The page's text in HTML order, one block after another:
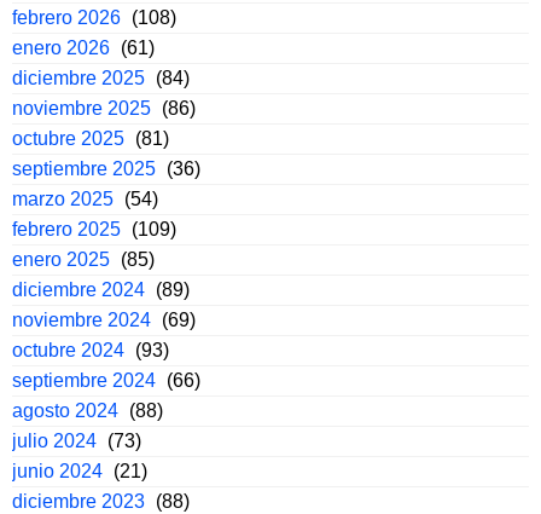
febrero 2026 (108)
enero 2026 (61)
diciembre 2025 (84)
noviembre 2025 (86)
octubre 2025 (81)
septiembre 2025 (36)
marzo 2025 (54)
febrero 2025 (109)
enero 2025 (85)
diciembre 2024 (89)
noviembre 2024 (69)
octubre 2024 (93)
septiembre 2024 (66)
agosto 2024 (88)
julio 2024 (73)
junio 2024 (21)
diciembre 2023 (88)